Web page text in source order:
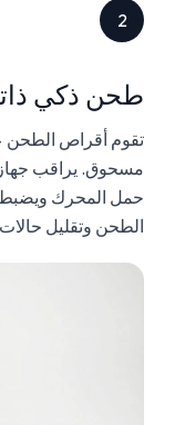
2
طحن ذكي
تقوم أقراص الطحن
حمل المحرك ويضبط
الطحن وتقليل حالات